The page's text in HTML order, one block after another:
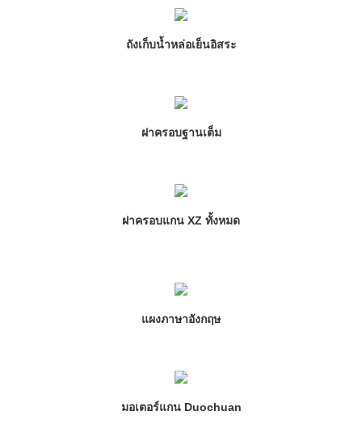
ถังเก็บน้ำหล่อเย็นอิสระ
ฝาครอบฐานเต็ม
ฝาครอบแกน XZ ทั้งหมด
แผงภาษาอังกฤษ
มอเตอร์แกน Duochuan